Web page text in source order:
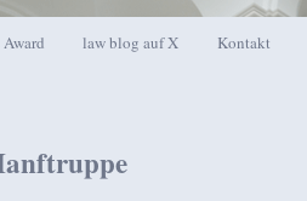
law blog auf X Kontakt